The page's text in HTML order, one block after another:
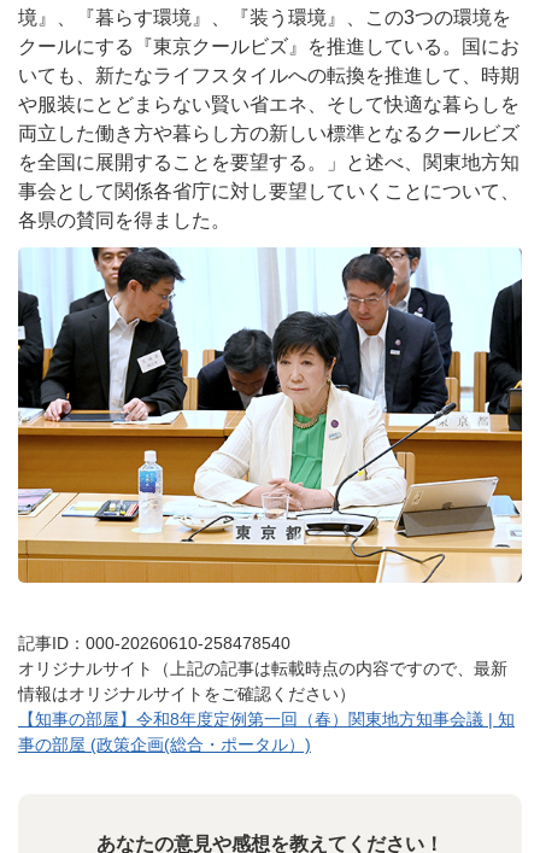
境』、『暮らす環境』、『装う環境』、この3つの環境を
クールにする『東京クールビズ』を推進している。国にお
いても、新たなライフスタイルへの転換を推進して、時期
や服装にとどまらない賢い省エネ、そして快適な暮らしを
両立した働き方や暮らし方の新しい標準となるクールビズ
を全国に展開することを要望する。」と述べ、関東地方知
事会として関係各省庁に対し要望していくことについて、
各県の賛同を得ました。
記事ID：000-20260610-258478540
オリジナルサイト（上記の記事は転載時点の内容ですので、最新
情報はオリジナルサイトをご確認ください）
【知事の部屋】令和8年度定例第一回（春）関東地方知事会議 | 知
事の部屋 (政策企画(総合・ポータル）)
あなたの意見や感想を教えてください！